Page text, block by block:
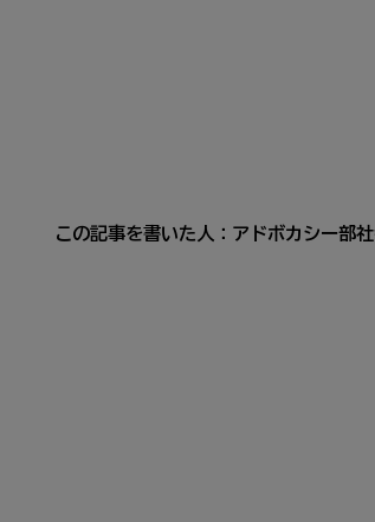
この記事を書いた人：アドボカシー部